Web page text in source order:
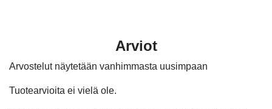
Arviot
Arvostelut näytetään vanhimmasta uusimpaan
Tuotearvioita ei vielä ole.